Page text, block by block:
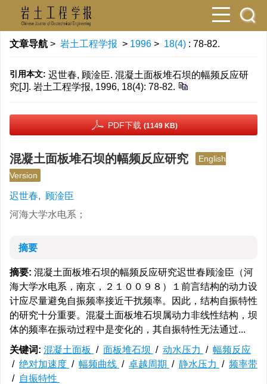
文章导航 > 岩土工程学报 > 1996 > 18(4) : 78-82.
引用本文: 迟世春, 顾淦臣. 混凝土面板堆石坝的幅频反应研
究[J]. 岩土工程学报, 1996, 18(4): 78-82.
PDF下载 (1149 KB)
混凝土面板堆石坝的幅频反应研究
English
Version
迟世春,
顾淦臣
河海大学水电系；
摘要
摘要: 混凝土面板堆石坝的幅频反应研究迟世春顾淦臣（河
海大学水电系，南京，２１００９８）１前言结构的动力设
计应尽量避免自振频率接近干扰频率。因此，结构自振特性
的研究十分重要。混凝土面板堆石坝属动力非线性结构，坝
体的频率在振动过程中是变化的，其自振特性无法通过...
关键词: 混凝土面板 / 面板堆石坝 / 动水压力 / 幅频反应
/ 绝对加速度 / 幅频曲线 / 卓越周期 / 静水压力 / 频率带
/ 自振特性